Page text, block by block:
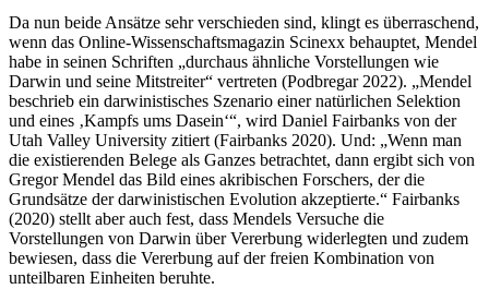
Da nun beide Ansätze sehr verschieden sind, klingt es überraschend,
wenn das Online-Wissenschaftsmagazin Scinexx behauptet, Mendel
habe in seinen Schriften „durchaus ähnliche Vorstellungen wie
Darwin und seine Mitstreiter“ vertreten (Podbregar 2022). „Mendel
beschrieb ein darwinistisches Szenario einer natürlichen Selektion
und eines ‚Kampfs ums Dasein‘“, wird Daniel Fairbanks von der
Utah Valley University zitiert (Fairbanks 2020). Und: „Wenn man
die existierenden Belege als Ganzes betrachtet, dann ergibt sich von
Gregor Mendel das Bild eines akribischen Forschers, der die
Grundsätze der darwinistischen Evolution akzeptierte.“ Fairbanks
(2020) stellt aber auch fest, dass Mendels Versuche die
Vorstellungen von Darwin über Vererbung widerlegten und zudem
bewiesen, dass die Vererbung auf der freien Kombination von
unteilbaren Einheiten beruhte.